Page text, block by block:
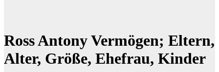
Ross Antony Vermögen; Eltern,
Alter, Größe, Ehefrau, Kinder